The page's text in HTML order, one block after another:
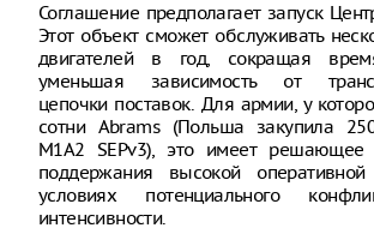
Соглашение предполагает запуск
Этот объект сможет обслуживать
двигателей в год, сокращая
уменьшая зависимость от
цепочки поставок. Для армии, у
сотни Abrams (Польша закупила
M1A2 SEPv3), это имеет решающее
поддержания высокой
условиях потенциального
интенсивности.